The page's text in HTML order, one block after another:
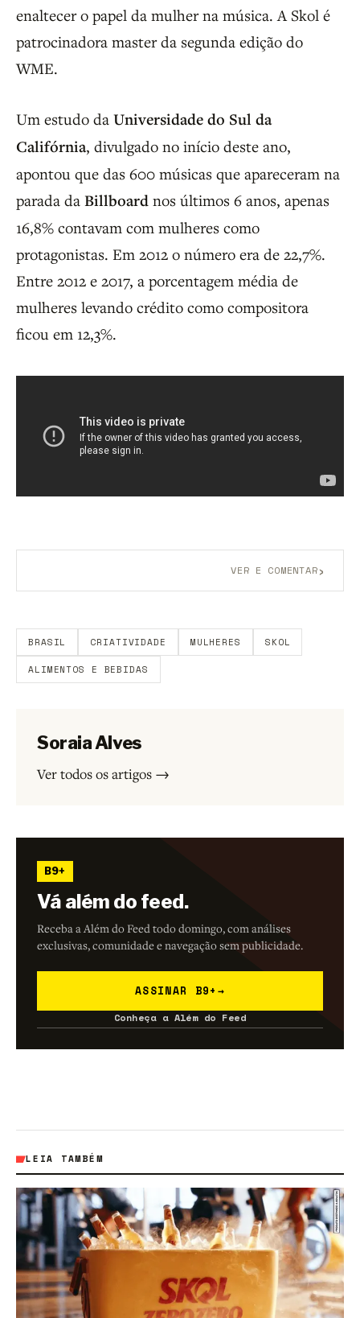
enaltecer o papel da mulher na música. A Skol é
patrocinadora master da segunda edição do
WME.
Um estudo da Universidade do Sul da
Califórnia, divulgado no início deste ano,
apontou que das 600 músicas que apareceram na
parada da Billboard nos últimos 6 anos, apenas
16,8% contavam com mulheres como
protagonistas. Em 2012 o número era de 22,7%.
Entre 2012 e 2017, a porcentagem média de
mulheres levando crédito como compositora
ficou em 12,3%.
VER E COMENTAR›
BRASIL CRIATIVIDADE MULHERES SKOL
ALIMENTOS E BEBIDAS
Soraia Alves
Ver todos os artigos →
B9+
Vá além do feed.
Receba a Além do Feed todo domingo, com análises
exclusivas, comunidade e navegação sem publicidade.
ASSINAR B9+ →
Conheça a Além do Feed
LEIA TAMBÉM